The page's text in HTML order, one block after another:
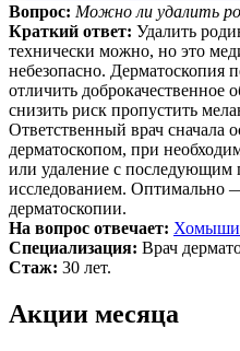
Вопрос: Можно ли удалить
Краткий ответ: Удалить
технически можно, но это
небезопасно. Дерматоскопия
отличить доброкачественное
снизить риск пропустить
Ответственный врач сначала
дерматоскопом, при
или удаление с последующим
исследованием. Оптимально
дерматоскопии.
На вопрос отвечает:
Специализация: Врач
Стаж: 30 лет.
Акции месяца